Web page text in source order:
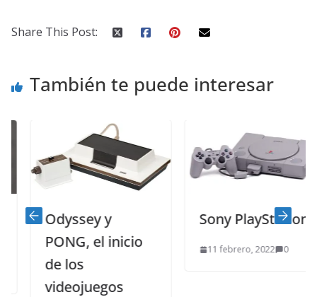
Share This Post:
También te puede interesar
Odyssey y
PONG, el inicio
de los
videojuegos
Sony PlayStation
11 febrero, 2022 0